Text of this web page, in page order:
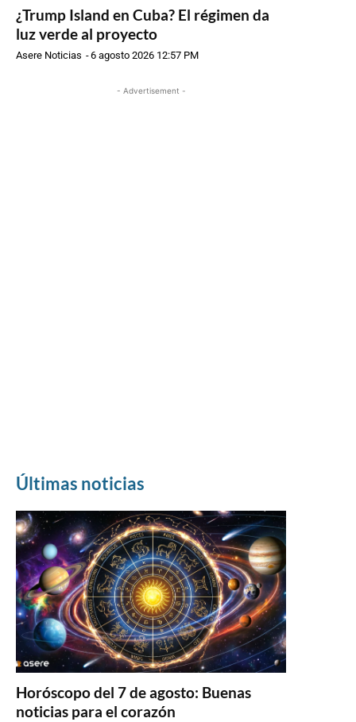
¿Trump Island en Cuba? El régimen da
luz verde al proyecto
Asere Noticias -6 agosto 2026 12:57 PM
- Advertisement -
Últimas noticias
Horóscopo del 7 de agosto: Buenas
noticias para el corazón